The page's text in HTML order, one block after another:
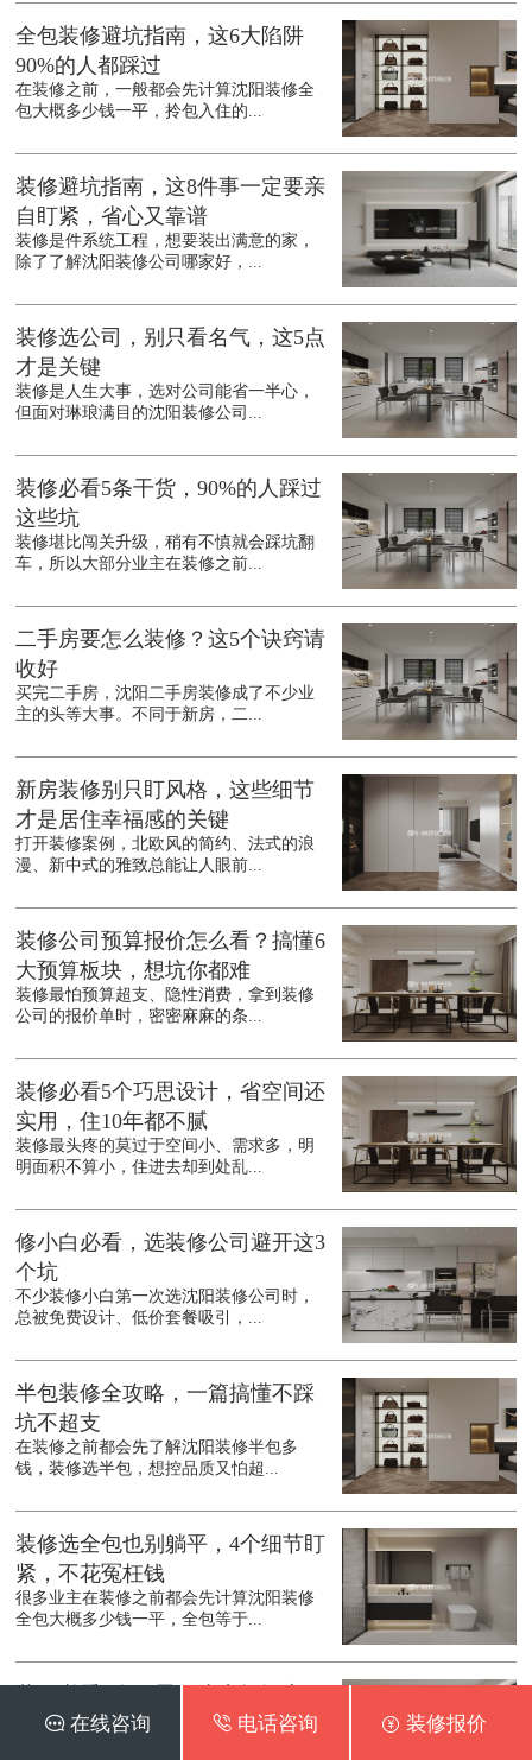
全包装修避坑指南，这6大陷阱
90%的人都踩过
在装修之前，一般都会先计算沈阳装修全
包大概多少钱一平，拎包入住的...
装修避坑指南，这8件事一定要亲
自盯紧，省心又靠谱
装修是件系统工程，想要装出满意的家，
除了了解沈阳装修公司哪家好，...
装修选公司，别只看名气，这5点
才是关键
装修是人生大事，选对公司能省一半心，
但面对琳琅满目的沈阳装修公司...
装修必看5条干货，90%的人踩过
这些坑
装修堪比闯关升级，稍有不慎就会踩坑翻
车，所以大部分业主在装修之前...
二手房要怎么装修？这5个诀窍请
收好
买完二手房，沈阳二手房装修成了不少业
主的头等大事。不同于新房，二...
新房装修别只盯风格，这些细节
才是居住幸福感的关键
打开装修案例，北欧风的简约、法式的浪
漫、新中式的雅致总能让人眼前...
装修公司预算报价怎么看？搞懂6
大预算板块，想坑你都难
装修最怕预算超支、隐性消费，拿到装修
公司的报价单时，密密麻麻的条...
装修必看5个巧思设计，省空间还
实用，住10年都不腻
装修最头疼的莫过于空间小、需求多，明
明面积不算小，住进去却到处乱...
修小白必看，选装修公司避开这3
个坑
不少装修小白第一次选沈阳装修公司时，
总被免费设计、低价套餐吸引，...
半包装修全攻略，一篇搞懂不踩
坑不超支
在装修之前都会先了解沈阳装修半包多
钱，装修选半包，想控品质又怕超...
装修选全包也别躺平，4个细节盯
紧，不花冤枉钱
很多业主在装修之前都会先计算沈阳装修
全包大概多少钱一平，全包等于...
用，住十年都不腻
 在线咨询  电话咨询  装修报价